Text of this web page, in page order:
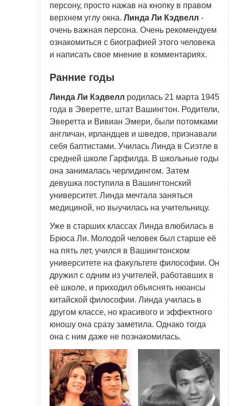
персону, просто нажав на кнопку в правом
верхнем углу окна. Линда Ли Кэдвелл -
очень важная персона. Очень рекомендуем
ознакомиться с биографией этого человека
и написать свое мнение в комментариях.
Ранние годы
Линда Ли Кэдвелл родилась 21 марта 1945
года в Эверетте, штат Вашингтон. Родители,
Эверетта и Вивиан Эмери, были потомками
англичан, ирландцев и шведов, признавали
себя баптистами. Училась Линда в Сиэтле в
средней школе Гарфилда. В школьные годы
она занималась черлидингом. Затем
девушка поступила в Вашингтонский
университет. Линда мечтала заняться
медициной, но выучилась на учительницу.
Уже в старших классах Линда влюбилась в
Брюса Ли. Молодой человек был старше её
на пять лет, учился в Вашингтонском
университете на факультете философии. Он
дружил с одним из учителей, работавших в
её школе, и приходил объяснять нюансы
китайской философии. Линда училась в
другом классе, но красивого и эффектного
юношу она сразу заметила. Однако тогда
она с ним даже не познакомилась.